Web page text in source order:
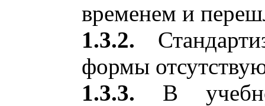
временем и
1.3.2.
формы
1.3.3. В учебно-